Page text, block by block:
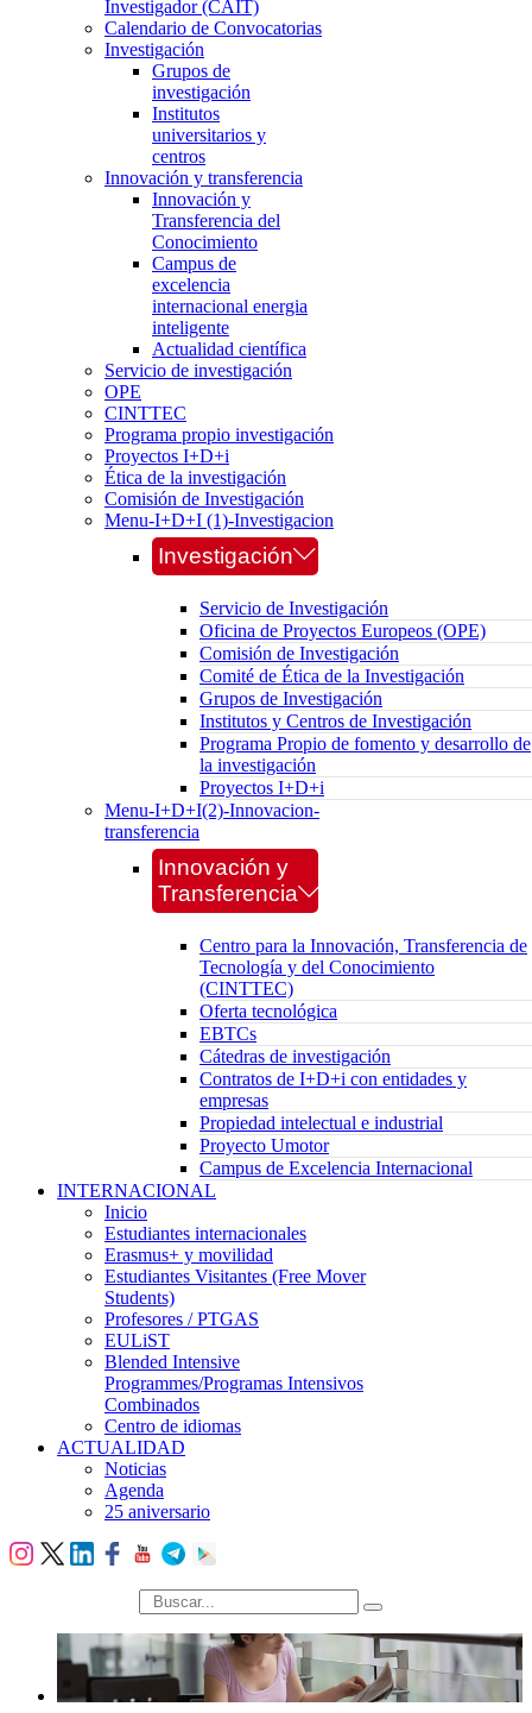
Investigador (CAIT)
Calendario de Convocatorias
Investigación
Grupos de
investigación
Institutos
universitarios y
centros
Innovación y transferencia
Innovación y
Transferencia del
Conocimiento
Campus de
excelencia
internacional energia
inteligente
Actualidad científica
Servicio de investigación
OPE
CINTTEC
Programa propio investigación
Proyectos I+D+i
Ética de la investigación
Comisión de Investigación
Menu-I+D+I (1)-Investigacion
Investigación
Servicio de Investigación
Oficina de Proyectos Europeos (OPE)
Comisión de Investigación
Comité de Ética de la Investigación
Grupos de Investigación
Institutos y Centros de Investigación
Programa Propio de fomento y desarrollo de
la investigación
Proyectos I+D+i
Menu-I+D+I(2)-Innovacion-
transferencia
Innovación y
Transferencia
Centro para la Innovación, Transferencia de
Tecnología y del Conocimiento
(CINTTEC)
Oferta tecnológica
EBTCs
Cátedras de investigación
Contratos de I+D+i con entidades y
empresas
Propiedad intelectual e industrial
Proyecto Umotor
Campus de Excelencia Internacional
INTERNACIONAL
Inicio
Estudiantes internacionales
Erasmus+ y movilidad
Estudiantes Visitantes (Free Mover
Students)
Profesores / PTGAS
EULiST
Blended Intensive
Programmes/Programas Intensivos
Combinados
Centro de idiomas
ACTUALIDAD
Noticias
Agenda
25 aniversario
búsqueda